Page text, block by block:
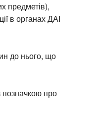
предметів),
в органах ДАІ
до нього, що
про